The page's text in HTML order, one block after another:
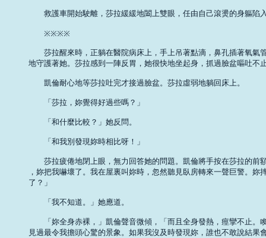
救護車開始駛離，莎拉緩緩地闔上雙眼，任由自己滾燙的身軀陷
※※※※
莎拉醒來時，正躺在醫院病床上，手上吊著點滴，鼻孔插著氧氣
地守護著她。莎拉感到一陣反胃，她很快地坐起身，抓過臉盆嘔吐
凱倫耐心地等莎拉吐完才接過臉盆。莎拉虛弱地躺回床上。
「莎拉，妳覺得好過些嗎？」
「和什麼比較？」她反問。
「和我別發現妳時相比呀！」
莎拉疲倦地閉上眼，無力回答她的問題。凱倫將手按在莎拉的前
，妳把我嚇壞了。我在屋裏叫妳時，忽然聽見臥房轉來一聲巨警。
了？」
「我不知道。」她應道。
「妳全身赤裸，」凱倫聲音微傾，「而且全身發熱，痙攣不止。
見過最令我擔頭心驚的景象。如果我沒及時發現妳，誰也不敢說結